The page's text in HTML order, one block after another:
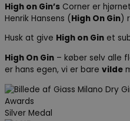
High on Gin’s Corner er
Henrik Hansens (High On Gin)
Husk at give High on Gin et
High On Gin – køber selv alle
er hans egen, vi er bare vilde
Awards
Silver Medal